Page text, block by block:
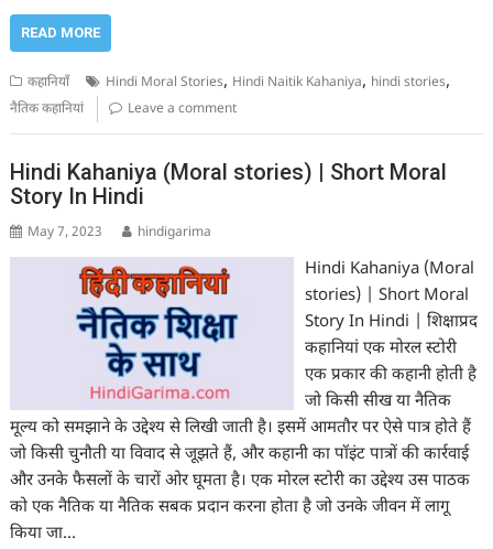
READ MORE
कहानियाँ Hindi Moral Stories, Hindi Naitik Kahaniya, hindi stories,
नैतिक कहानियां Leave a comment
Hindi Kahaniya (Moral stories) | Short Moral
Story In Hindi
May 7, 2023 hindigarima
Hindi Kahaniya (Moral
stories) | Short Moral
Story In Hindi | शिक्षाप्रद
कहानियां एक मोरल स्टोरी
एक प्रकार की कहानी होती है
जो किसी सीख या नैतिक
मूल्य को समझाने के उद्देश्य से लिखी जाती है। इसमें आमतौर पर ऐसे पात्र होते हैं
जो किसी चुनौती या विवाद से जूझते हैं, और कहानी का पॉइंट पात्रों की कार्रवाई
और उनके फैसलों के चारों ओर घूमता है। एक मोरल स्टोरी का उद्देश्य उस पाठक
को एक नैतिक या नैतिक सबक प्रदान करना होता है जो उनके जीवन में लागू
किया जा…